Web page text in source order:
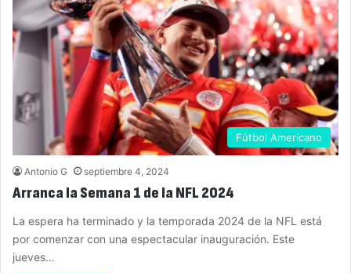
Fútbol Americano
Antonio G septiembre 4, 2024
Arranca la Semana 1 de la NFL 2024
La espera ha terminado y la temporada 2024 de la NFL está
por comenzar con una espectacular inauguración. Este
jueves…